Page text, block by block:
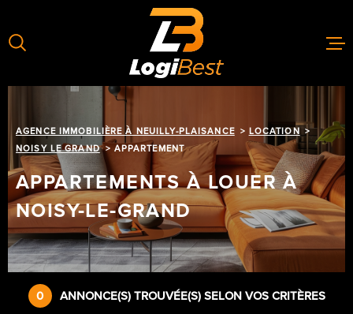
lamenu
contenu
LOUER
ACHETER
ESTIMER
AGENCE IMMOBILIÈRE À NEUILLY-PLAISANCE
LOCATION
NOISY LE GRAND
APPARTEMENT
APPARTEMENTS À LOUER À
NOISY-LE-GRAND
0 ANNONCE(S) TROUVÉE(S) SELON VOS CRITÈRES